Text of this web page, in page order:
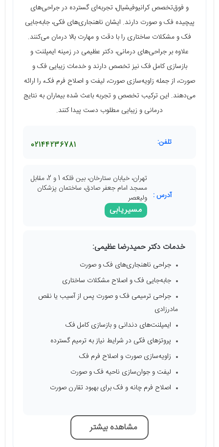
و فوق‌تخصص کرانیوفیشیال، تجربه‌ای گسترده در جراحی‌های
پیچیده فک و صورت دارند. ایشان ناهنجاری‌های فکی، جابه‌جایی
فک و مشکلات ساختاری را با دقت و مهارت بالا درمان می‌کنند.
علاوه بر جراحی‌های درمانی، دکتر عظیمی در زمینه ایمپلنت و
بازسازی کامل فک نیز تخصص دارند و خدمات زیبایی فک و
صورت، از جمله زاویه‌سازی صورت، لیفت و اصلاح فرم فک، را ارائه
می‌دهند. این ترکیب تخصص و تجربه باعث شده بیماران به نتایج
درمانی و زیبایی مطلوب دست پیدا کنند.
تلفن: 02144236781
آدرس :
تهران، خیابان ستارخان، بین فلکه 1 و 2، مقابل
مسجد امام جعفر صادق، ساختمان پزشکان
ولیعصر
مسیریابی
خدمات دکتر حمیدرضا عظیمی:
جراحی ناهنجاری‌های فک و صورت
جابه‌جایی فک و اصلاح مشکلات ساختاری
جراحی ترمیمی فک و صورت پس از آسیب یا نقص
مادرزادی
ایمپلنت‌های دندانی و بازسازی کامل فک
پروتزهای فکی در شرایط نیاز به ترمیم گسترده
زاویه‌سازی صورت و اصلاح فرم فک
لیفت و جوان‌سازی ناحیه فک و صورت
اصلاح فرم چانه و فک برای بهبود تقارن صورت
مشاهده بیشتر